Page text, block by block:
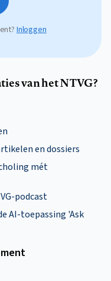
Inloggen
van het NTVG?
en dossiers
mét
podcast
AI-toepassing 'Ask